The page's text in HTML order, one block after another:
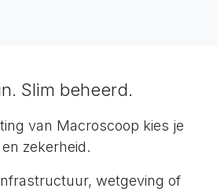
Slim beheerd.
van Macroscoop kies je
zekerheid.
wetgeving of